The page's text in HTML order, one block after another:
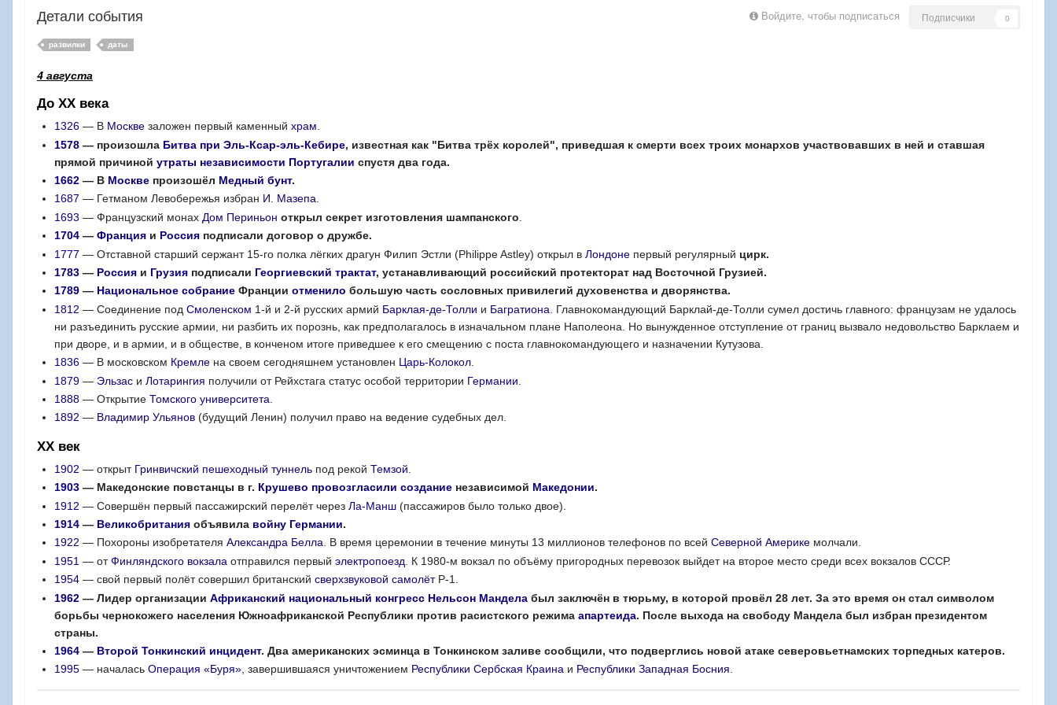
Войдите, чтобы подписаться Подписчики 0
Детали события
развилки даты
4 августа
До XX века
1326 — В Москве заложен первый каменныйхрам.
1578 — произошла Битва при Эль-Ксар-эль-Кебире, известная как "Битва трёх королей", приведшая к смерти всех троих монархов участвовавших в ней и ставшая
прямой причинойутраты независимости Португалии спустя два года.
1662 — В Москве произошёл Медный бунт.
1687 — Гетманом Левобережья избран И. Мазепа.
1693 — Французский монах Дом Периньон открыл секрет изготовления шампанского
1704 —Франция и Россия подписали договор о дружбе.
1777 — Отставной старший сержант 15-го полка лёгких драгун Филип Эстли (Philippe Astley) открыл вЛондоне первый регулярный цирк.
1783 — Россия и Грузия подписали Георгиевский трактат, устанавливающий российский протекторат над Восточной Грузией.
1789 — Национальное собрание Францииотменило большую часть сословных привилегий духовенства и дворянства.
1812 — Соединение подСмоленском 1-й и 2-й русских армий Барклая-де-Толли и Багратиона . Главнокомандующий Барклай-де-Толли сумел достичь главного: французам не удалось
ни разъединить русские армии, ни разбить их порознь, как предполагалось в изначальном плане Наполеона. Но вынужденное отступление от границ вызвало недовольство Барклаем и
при дворе, и в армии, и в обществе, в конченом итоге приведшее к его смещению с поста главнокомандующего и назначении Кутузова.
1836 — В московском Кремле на своем сегодняшнем установлен Царь-Колокол
1879 — Эльзас иЛотарингия получили от Рейхстага статус особой территории Германии
1888 — ОткрытиеТомского университета
1892 — Владимир Ульянов (будущий Ленин) получил право на ведение судебных дел.
XX век
1902 — открыт Гринвичский пешеходный туннель под рекойТемзой
1903 — Македонские повстанцы в г. Крушево провозгласили создание независимой Македонии.
1912 — Совершён первый пассажирский перелёт черезЛа-Манш (пассажиров было только двое).
1914 — Великобритания объявила войну Германии.
1922 — Похороны изобретателяАлександра Белла. В время церемонии в течение минуты 13 миллионов телефонов по всейСеверной Америке молчали.
1951 — отФинляндского вокзала отправился первыйэлектропоезд . К 1980-м вокзал по объёму пригородных перевозок выйдет на второе место среди всех вокзалов СССР.
1954 — свой первый полёт совершил британскийсверхзвуковой самолётP-1.
1962 — Лидер организацииАфриканский национальный конгресс Нельсон Мандела был заключён в тюрьму, в которой провёл 28 лет. За это время он стал символом
борьбы чернокожего населения Южноафриканской Республики против расистского режимаапартеида. После выхода на свободу Мандела был избран президентом
страны.
1964 — Второй Тонкинский инцидент. Два американских эсминца в Тонкинском заливе сообщили, что подверглись новой атаке северовьетнамских торпедных катеров.
1995 — началасьОперация «Буря», завершившаяся уничтожением Республики Сербская Краина и Республики Западная Босния.